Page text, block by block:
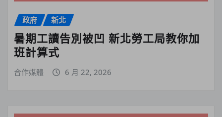
政府 新北
暑期工讀告別被凹 新北勞工局教你加
班計算式
合作媒體 6 月 22, 2026